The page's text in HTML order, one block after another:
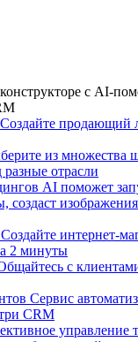
с AI-
Создайте продающий
из множества
отрасли
AI поможет
создаст изображения
Создайте интернет-
2 минуты
с
Сервис
CRM
управление